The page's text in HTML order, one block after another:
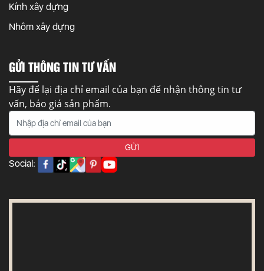
Kính xây dựng
Nhôm xây dựng
GỬI THÔNG TIN TƯ VẤN
Hãy để lại địa chỉ email của bạn để nhận thông tin tư
vấn, báo giá sản phẩm.
Social: